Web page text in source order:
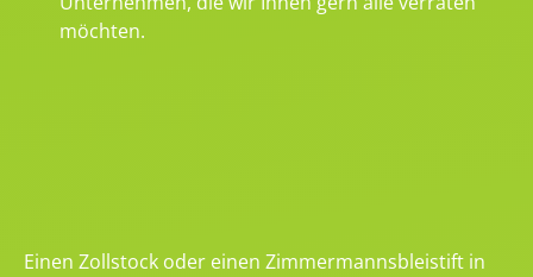
möchten.
Einen Zollstock oder einen Zimmermannsbleistift in